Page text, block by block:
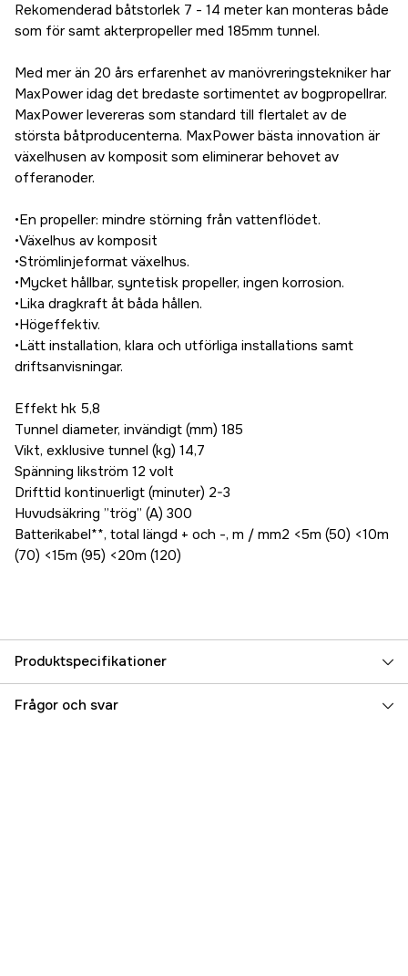
Rekomenderad båtstorlek 7 - 14 meter kan monteras både
som för samt akterpropeller med 185mm tunnel.
Med mer än 20 års erfarenhet av manövreringstekniker har
MaxPower idag det bredaste sortimentet av bogpropellrar.
MaxPower levereras som standard till flertalet av de
största båtproducenterna. MaxPower bästa innovation är
växelhusen av komposit som eliminerar behovet av
offeranoder.
•En propeller: mindre störning från vattenflödet.
•Växelhus av komposit
•Strömlinjeformat växelhus.
•Mycket hållbar, syntetisk propeller, ingen korrosion.
•Lika dragkraft åt båda hållen.
•Högeffektiv.
•Lätt installation, klara och utförliga installations samt
driftsanvisningar.
Effekt hk 5,8
Tunnel diameter, invändigt (mm) 185
Vikt, exklusive tunnel (kg) 14,7
Spänning likström 12 volt
Drifttid kontinuerligt (minuter) 2-3
Huvudsäkring ”trög” (A) 300
Batterikabel**, total längd + och -, m / mm2 <5m (50) <10m
(70) <15m (95) <20m (120)
Produktspecifikationer
Referensnummer 5000016908
Frågor och svar